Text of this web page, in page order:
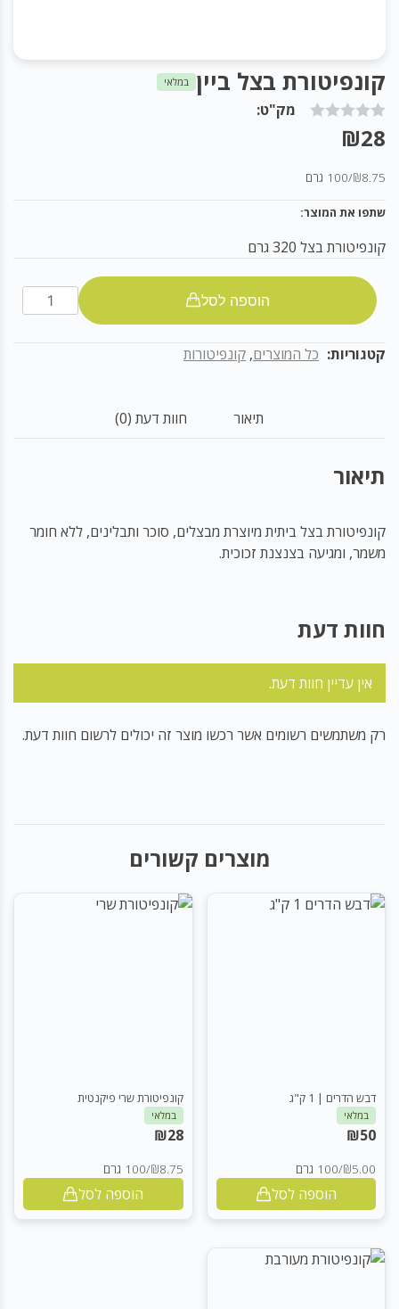
קונפיטורת בצל ביין במלאי
מק"ט:
₪28
₪8.75
/100 גרם
שתפו את המוצר:
קונפיטורת בצל 320 גרם
הוספה לסל
קונפיטורת
בצל
קטגוריות: כל המוצרים, קונפיטורות
תיאור חוות דעת (0)
תיאור
קונפיטורת בצל ביתית מיוצרת מבצלים, סוכר ותבלינים, ללא חומר
משמר, ומגיעה בצנצנת זכוכית.
חוות דעת
אין עדיין חוות דעת.
רק משתמשים רשומים אשר רכשו מוצר זה יכולים לרשום חוות דעת.
מוצרים קשורים
דבש הדרים | 1 ק"ג
במלאי
₪50
₪5.00
/100 גרם
הוספה לסל
קונפיטורת שרי פיקנטית
במלאי
₪28
₪8.75
/100 גרם
הוספה לסל